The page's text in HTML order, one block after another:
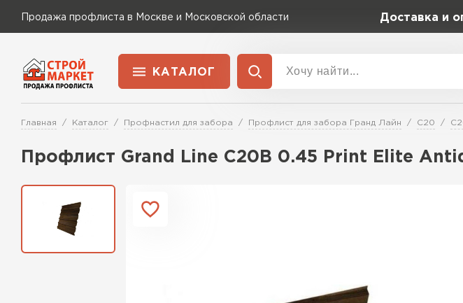
Продажа профлиста в Москве и Московской области Доставка и
КАТАЛОГ
Применение
Для забора
Бренд
Гранд Лайн
Главная Каталог Профнастил для забора Профлист для забора Гранд Лайн C20
Профлист Grand Line C20В 0.45 Print Elite